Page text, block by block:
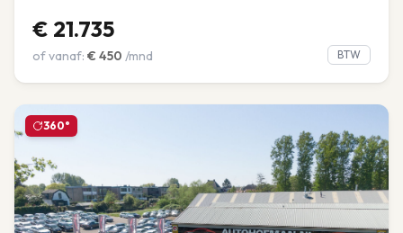
€ 21.735
of vanaf: € 450 /mnd BTW
360°